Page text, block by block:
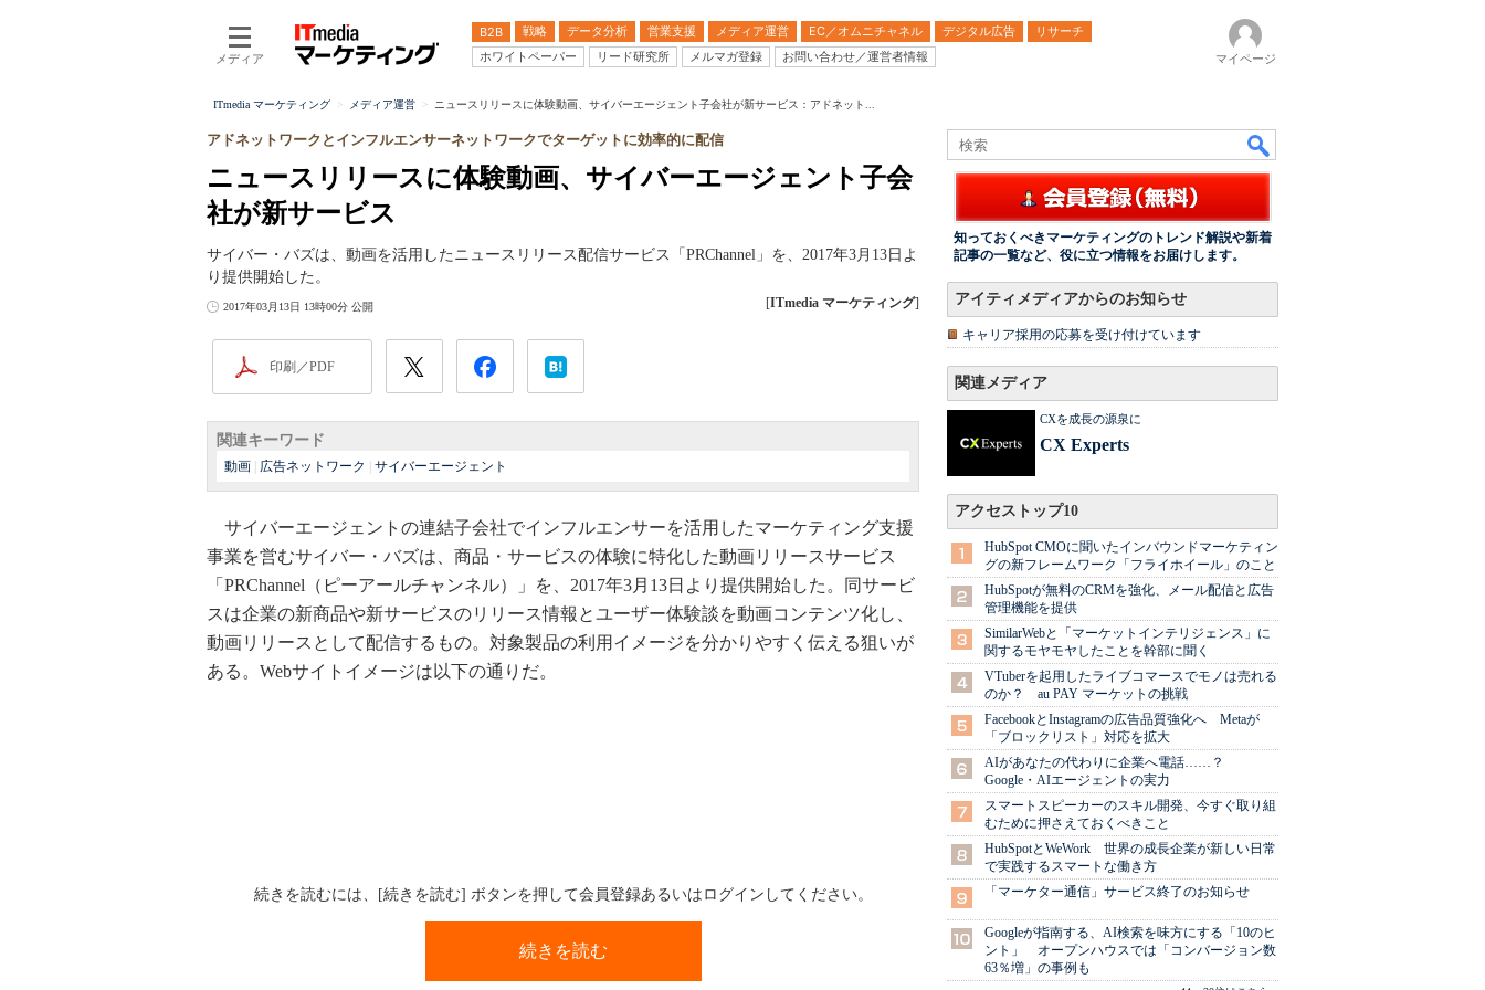
メディア
B2B 戦略 データ分析 営業支援 メディア運営 EC／オムニチャネル デジタル広告
リサーチ
ホワイトペーパー
リード研究所 メルマガ登録 お問い合わせ／運営者情報 マイページ
ITmedia マーケティング メディア運営 ニュースリリースに体験動画、サイバーエージェント子会社が新サービス：アドネット...
ニュースリリースに体験動画、サイバーエージェント子会
社が新サービス
アドネットワークとインフルエンサーネットワークでターゲットに効率的に配信
サイバー・バズは、動画を活用したニュースリリース配信サービス「PRChannel」を、2017年3月13日よ
り提供開始した。
2017年03月13日 13時00分 公開 [ITmedia マーケティング]
印刷／PDF
関連キーワード
動画 広告ネットワーク サイバーエージェント
サイバーエージェントの連結子会社でインフルエンサーを活用したマーケティング支援
事業を営むサイバー・バズは、商品・サービスの体験に特化した動画リリースサービス
「PRChannel（ピーアールチャンネル）」を、2017年3月13日より提供開始した。同サービ
スは企業の新商品や新サービスのリリース情報とユーザー体験談を動画コンテンツ化し、
動画リリースとして配信するもの。対象製品の利用イメージを分かりやすく伝える狙いが
ある。Webサイトイメージは以下の通りだ。
続きを読むには、[続きを読む] ボタンを押して会員登録あるいはログインしてください。
続きを読む
知っておくべきマーケティングのトレンド解説や新着
記事の一覧など、役に立つ情報をお届けします。
アイティメディアからのお知らせ
キャリア採用の応募を受け付けています
関連メディア
CXを成長の源泉に
CX Experts
アクセストップ10
HubSpot CMOに聞いたインバウンドマーケティン
グの新フレームワーク「フライホイール」のこと
HubSpotが無料のCRMを強化、メール配信と広告
管理機能を提供
SimilarWebと「マーケットインテリジェンス」に
関するモヤモヤしたことを幹部に聞く
VTuberを起用したライブコマースでモノは売れる
のか？ au PAY マーケットの挑戦
FacebookとInstagramの広告品質強化へ Metaが
「ブロックリスト」対応を拡大
AIがあなたの代わりに企業へ電話……？
Google・AIエージェントの実力
スマートスピーカーのスキル開発、今すぐ取り組
むために押さえておくべきこと
HubSpotとWeWork 世界の成長企業が新しい日常
で実践するスマートな働き方
「マーケター通信」サービス終了のお知らせ
Googleが指南する、AI検索を味方にする「10のヒ
ント」 オープンハウスでは「コンバージョン数
63％増」の事例も